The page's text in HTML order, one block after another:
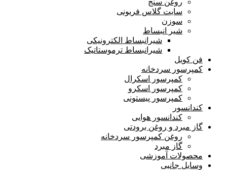
سایت گلاس فریونی
سوزن
شیر انبساط
شیرانبساط الکترونیکی
شیرانبساط ترموستاتیک
فن کویل
کمپرسور سردخانه
کمپرسور اسکرال
کمپرسور اسکرو
کمپرسور پیستونی
کندانسور
کندانسور هوایی
گاز مبرد و روغن برودتی
روغن کمپرسور سردخانه
گاز مبرد
محصولات آموزشی
وسایل جانبی